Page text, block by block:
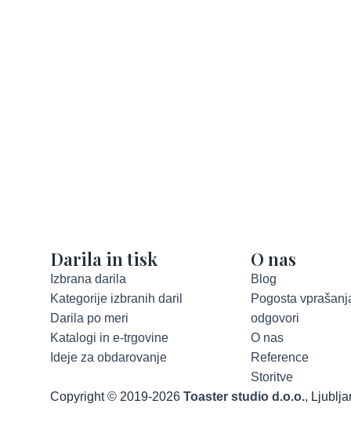
Darila in tisk
Izbrana darila
Kategorije izbranih daril
Darila po meri
Katalogi in e-trgovine
Ideje za obdarovanje
O nas
Blog
Pogosta
odgovori
O nas
Reference
Storitve
Copyright © 2019-2026 Toaster studio d.o.o.,